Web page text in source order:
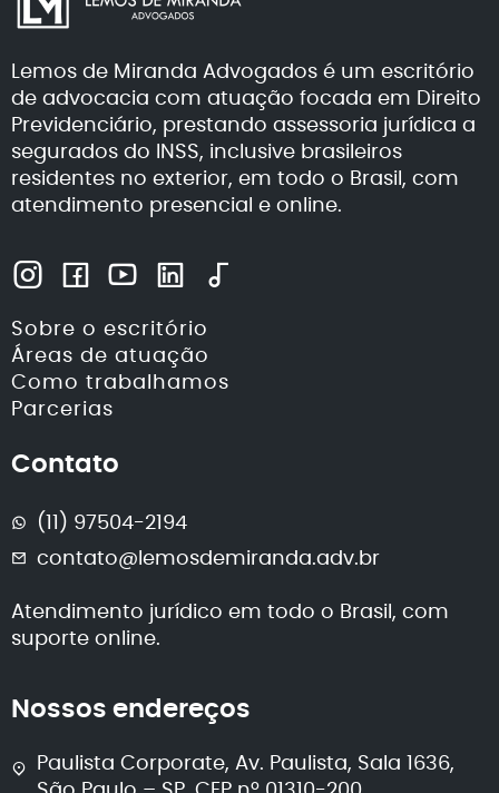
Lemos de Miranda Advogados é um escritório
de advocacia com atuação focada em Direito
Previdenciário, prestando assessoria jurídica a
segurados do INSS, inclusive brasileiros
residentes no exterior, em todo o Brasil, com
atendimento presencial e online.
Sobre o escritório
Áreas de atuação
Como trabalhamos
Parcerias
Contato
(11) 97504-2194
contato@lemosdemiranda.adv.br
Atendimento jurídico em todo o Brasil, com
suporte online.
Nossos endereços
Paulista Corporate, Av. Paulista, Sala 1636,